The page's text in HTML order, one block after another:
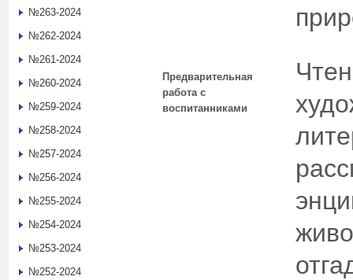
Предварительная
работа с
воспитанниками
№263-2024
№262-2024
№261-2024
№260-2024
№259-2024
№258-2024
№257-2024
№256-2024
№255-2024
№254-2024
№253-2024
№252-2024